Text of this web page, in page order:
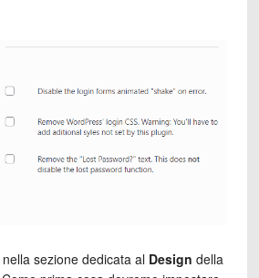
sezione dedicata al Design della